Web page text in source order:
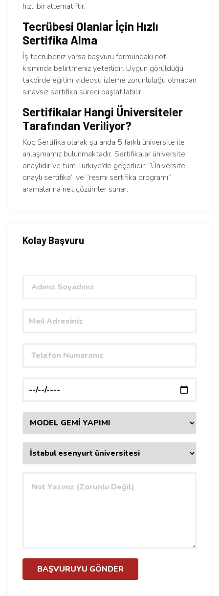
hızlı bir alternatiftir.
Tecrübesi Olanlar İçin Hızlı
Sertifika Alma
İş tecrübeniz varsa başvuru formundaki not
kısmında belirtmeniz yeterlidir. Uygun görüldüğü
takdirde eğitim videosu izleme zorunluluğu olmadan
sınavsız sertifika süreci başlatılabilir.
Sertifikalar Hangi Üniversiteler
Tarafından Veriliyor?
Koç Sertifika olarak şu anda 5 farklı üniversite ile
anlaşmamız bulunmaktadır. Sertifikalar üniversite
onaylıdır ve tüm Türkiye’de geçerlidir. “Üniversite
onaylı sertifika” ve “resmi sertifika programı”
aramalarına net çözümler sunar.
Kolay Başvuru
BAŞVURUYU GÖNDER